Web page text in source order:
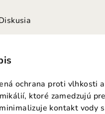
ochrana proti vlhkosti
ktoré zamedzujú
kontakt vody